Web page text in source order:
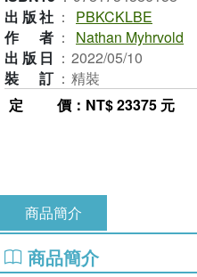
出版社 ：
PBKCKLBE
作者 ：
Nathan Myhrvold
出版日 ： 2022/05/10
裝訂 ： 精裝
定價 ：NT$ 23375 元
商品簡介
商品簡介